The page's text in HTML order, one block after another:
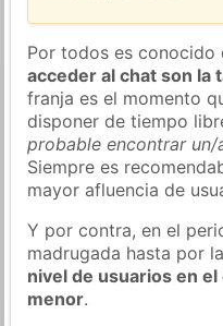
Por todos es conocido
acceder al chat son la
franja es el momento
disponer de tiempo
probable encontrar
Siempre es
mayor afluencia de
Y por contra, en el
madrugada hasta por
nivel de usuarios en
menor.